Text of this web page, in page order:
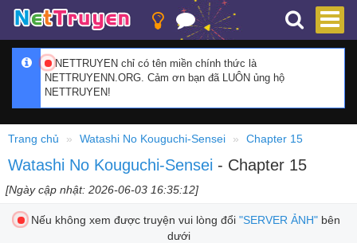
NETTRUYEN chỉ có tên miền chính thức là
NETTRUYENN.ORG. Cảm ơn bạn đã LUÔN ủng hộ
NETTRUYEN!
Trang chủ Watashi No Kouguchi-Sensei Chapter 15
Watashi No Kouguchi-Sensei - Chapter 15
[Ngày cập nhật: 2026-06-03 16:35:12]
Nếu không xem được truyện vui lòng đổi "SERVER ẢNH"bên
dưới